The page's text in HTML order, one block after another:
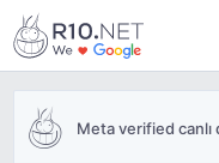
Meta verified